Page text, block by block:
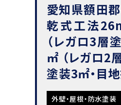
愛知県額田
乾式工法
（レガロ3層
㎡ （レガロ2
塗装3㎡・目
外壁・屋根・防水塗装